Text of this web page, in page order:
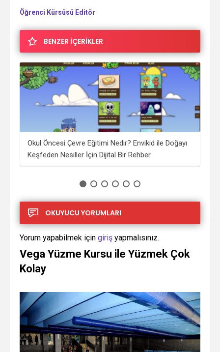
Öğrenci Kürsüsü Editör
BENZER İÇERİKLER
Okul Öncesi Çevre Eğitimi Nedir? Envikid ile Doğayı
Keşfeden Nesiller İçin Dijital Bir Rehber
OKUYUCU YORUMLARI
Yorum yapabilmek için giriş yapmalısınız.
Vega Yüzme Kursu ile Yüzmek Çok
Kolay